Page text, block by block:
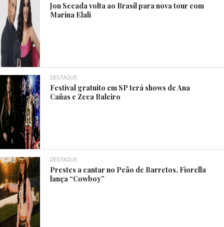
Jon Secada volta ao Brasil para nova tour com
Marina Elali
DESTAQUE
Festival gratuito em SP terá shows de Ana
Cañas e Zeca Baleiro
DESTAQUE
Prestes a cantar no Peão de Barretos, Fiorella
lança “Cowboy”